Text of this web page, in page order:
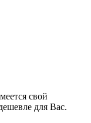
свой
для Вас.